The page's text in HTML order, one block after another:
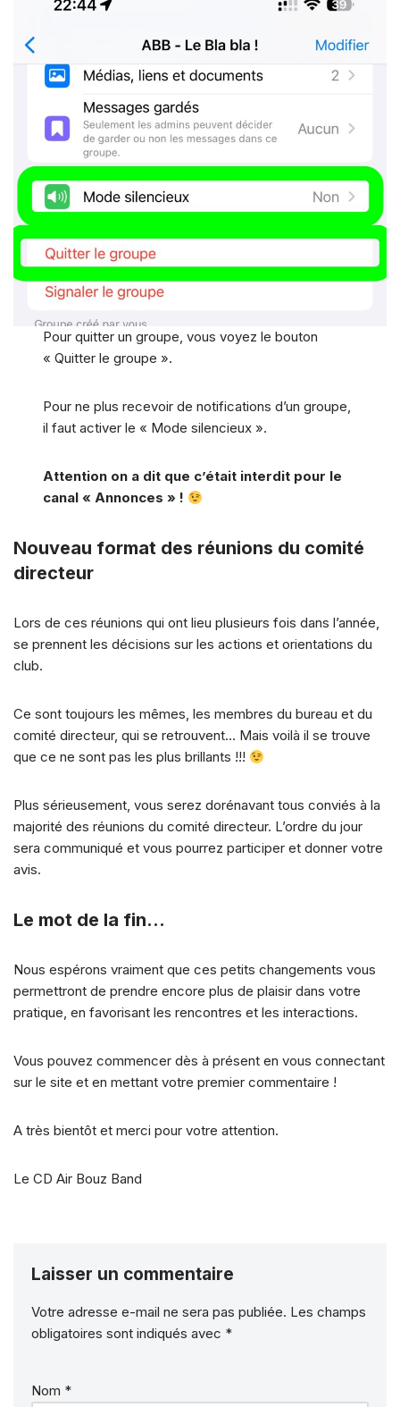
Pour quitter un groupe, vous voyez le bouton
« Quitter le groupe ».
Pour ne plus recevoir de notifications d’un groupe,
il faut activer le « Mode silencieux ».
Attention on a dit que c’était interdit pour le
canal « Annonces » !
Nouveau format des réunions du comité
directeur
Lors de ces réunions qui ont lieu plusieurs fois dans l’année,
se prennent les décisions sur les actions et orientations du
club.
Ce sont toujours les mêmes, les membres du bureau et du
comité directeur, qui se retrouvent… Mais voilà il se trouve
que ce ne sont pas les plus brillants !!!
Plus sérieusement, vous serez dorénavant tous conviés à la
majorité des réunions du comité directeur. L’ordre du jour
sera communiqué et vous pourrez participer et donner votre
avis.
Le mot de la fin…
Nous espérons vraiment que ces petits changements vous
permettront de prendre encore plus de plaisir dans votre
pratique, en favorisant les rencontres et les interactions.
Vous pouvez commencer dès à présent en vous connectant
sur le site et en mettant votre premier commentaire !
A très bientôt et merci pour votre attention.
Le CD Air Bouz Band
Laisser un commentaire
Votre adresse e-mail ne sera pas publiée. Les champs
obligatoires sont indiqués avec *
Nom *